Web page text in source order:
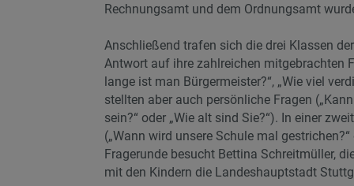
Rechnungsamt und dem Ordnungsamt
Anschließend trafen sich die drei Klassen
Antwort auf ihre zahlreichen mitgebrachten
lange ist man Bürgermeister?“, „Wie viel
stellten aber auch persönliche Fragen
sein?“ oder „Wie alt sind Sie?“). In einer
(„Wann wird unsere Schule mal
Fragerunde besucht Bettina Schreitmüller,
mit den Kindern die Landeshauptstadt